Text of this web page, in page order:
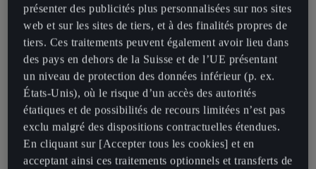
Qui porte les lunettes de soleil pour pilote signées L.G.R.?
Nous prospérons sur la scène internationale. Des célébrités comme
Tom Cruise, Marion Cotillard, Gigi Hadid, Giorgio Armani , entre
autres, les portent.
Inspirées par l’Afrique, manufacturées en Italie. Comment un
produit à double personnalité peut-il exister?
présenter des publicités plus personnalisées sur nos sites
web et sur les sites de tiers, et à des finalités propres de
tiers. Ces traitements peuvent également avoir lieu dans
des pays en dehors de la Suisse et de l’UE présentant
un niveau de protection des données inférieur (p. ex.
États-Unis), où le risque d’un accès des autorités
étatiques et de possibilités de recours limitées n’est pas
exclu malgré des dispositions contractuelles étendues.
En cliquant sur [Accepter tous les cookies] et en
acceptant ainsi ces traitements optionnels et transferts de